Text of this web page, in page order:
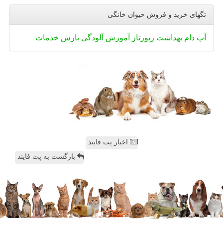
تگهای خرید و فروش حیوان خانگی
آب دام بهداشت رپورتاژ آموزش آلودگی بارش خدمات
اخبار پت فایند
بازگشت به پت فایند